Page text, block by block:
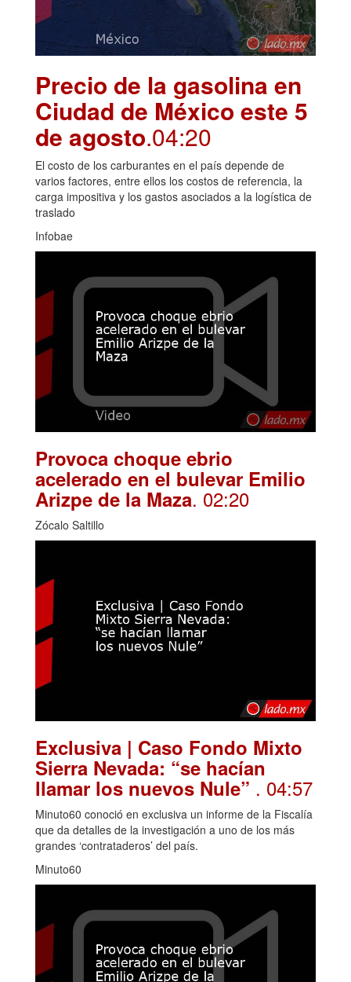
Precio de la gasolina en
Ciudad de México este 5
de agosto.04:20
El costo de los carburantes en el país depende de
varios factores, entre ellos los costos de referencia, la
carga impositiva y los gastos asociados a la logística de
traslado
Infobae
Provoca choque ebrio
acelerado en el bulevar Emilio
Arizpe de la Maza. 02:20
Zócalo Saltillo
Exclusiva | Caso Fondo Mixto
Sierra Nevada: “se hacían
llamar los nuevos Nule” . 04:57
Minuto60 conoció en exclusiva un informe de la Fiscalía
que da detalles de la investigación a uno de los más
grandes ‘contrataderos’ del país.
Minuto60